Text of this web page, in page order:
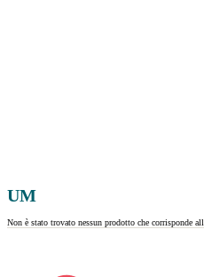
UM
Non è stato trovato nessun prodotto che corrisponde